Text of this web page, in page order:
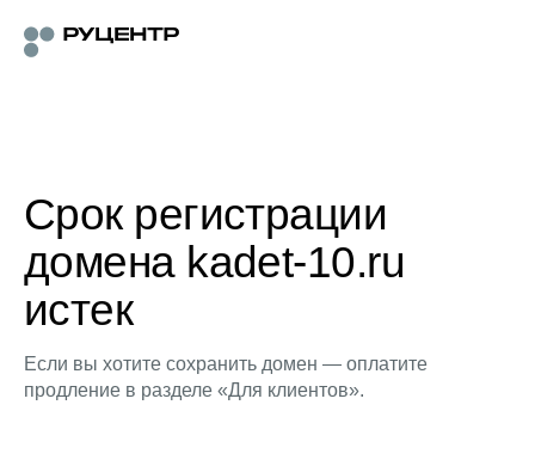
Срок регистрации
домена kadet-10.ru
истек
Если вы хотите сохранить домен — оплатите
продление в разделе «Для клиентов».